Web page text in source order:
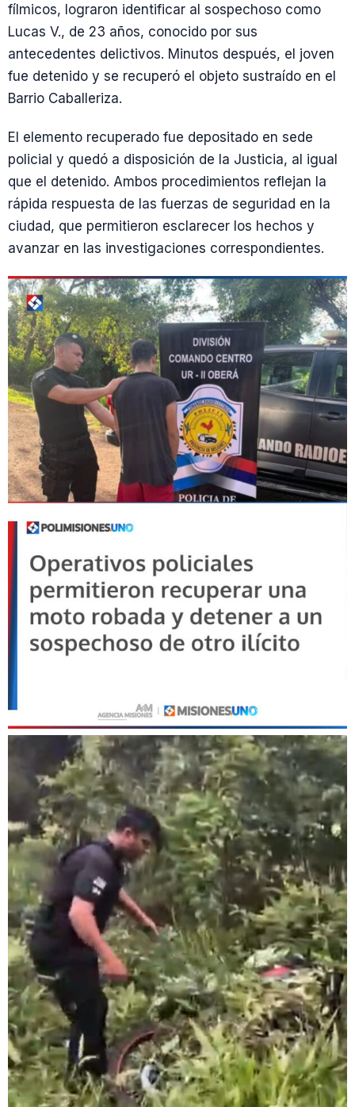
fílmicos, lograron identificar al sospechoso como
Lucas V., de 23 años, conocido por sus
antecedentes delictivos. Minutos después, el joven
fue detenido y se recuperó el objeto sustraído en el
Barrio Caballeriza.
El elemento recuperado fue depositado en sede
policial y quedó a disposición de la Justicia, al igual
que el detenido. Ambos procedimientos reflejan la
rápida respuesta de las fuerzas de seguridad en la
ciudad, que permitieron esclarecer los hechos y
avanzar en las investigaciones correspondientes.